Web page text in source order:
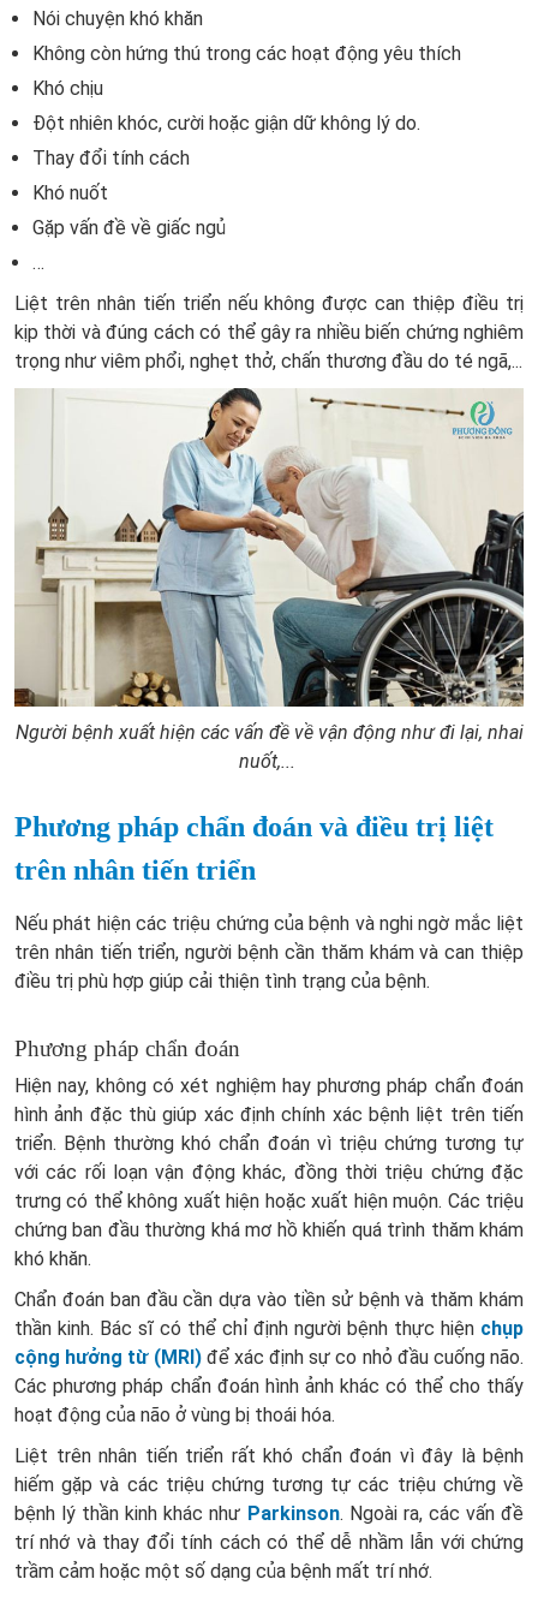
Nói chuyện khó khăn
Không còn hứng thú trong các hoạt động yêu thích
Khó chịu
Đột nhiên khóc, cười hoặc giận dữ không lý do.
Thay đổi tính cách
Khó nuốt
Gặp vấn đề về giấc ngủ
…
Liệt trên nhân tiến triển nếu không được can thiệp điều trị
kịp thời và đúng cách có thể gây ra nhiều biến chứng nghiêm
trọng như viêm phổi, nghẹt thở, chấn thương đầu do té ngã,...
Người bệnh xuất hiện các vấn đề về vận động như đi lại, nhai
nuốt,...
Phương pháp chẩn đoán và điều trị liệt
trên nhân tiến triển
Nếu phát hiện các triệu chứng của bệnh và nghi ngờ mắc liệt
trên nhân tiến triển, người bệnh cần thăm khám và can thiệp
điều trị phù hợp giúp cải thiện tình trạng của bệnh.
Phương pháp chẩn đoán
Hiện nay, không có xét nghiệm hay phương pháp chẩn đoán
hình ảnh đặc thù giúp xác định chính xác bệnh liệt trên tiến
triển. Bệnh thường khó chẩn đoán vì triệu chứng tương tự
với các rối loạn vận động khác, đồng thời triệu chứng đặc
trưng có thể không xuất hiện hoặc xuất hiện muộn. Các triệu
chứng ban đầu thường khá mơ hồ khiến quá trình thăm khám
khó khăn.
Chẩn đoán ban đầu cần dựa vào tiền sử bệnh và thăm khám
thần kinh. Bác sĩ có thể chỉ định người bệnh thực hiện chụp
cộng hưởng từ (MRI)để xác định sự co nhỏ đầu cuống não.
Các phương pháp chẩn đoán hình ảnh khác có thể cho thấy
hoạt động của não ở vùng bị thoái hóa.
Liệt trên nhân tiến triển rất khó chẩn đoán vì đây là bệnh
hiếm gặp và các triệu chứng tương tự các triệu chứng về
bệnh lý thần kinh khác như Parkinson. Ngoài ra, các vấn đề
trí nhớ và thay đổi tính cách có thể dễ nhầm lẫn với chứng
trầm cảm hoặc một số dạng của bệnh mất trí nhớ.